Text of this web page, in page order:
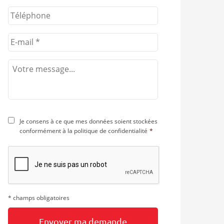
Je consens à ce que mes données soient stockées
conformément à la politique de confidentialité *
* champs obligatoires